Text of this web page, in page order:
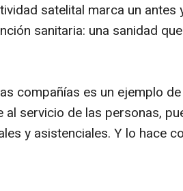
satelital marca un antes
sanitaria: una sanidad
compañías es un ejemplo
al servicio de las personas,
y asistenciales. Y lo hace